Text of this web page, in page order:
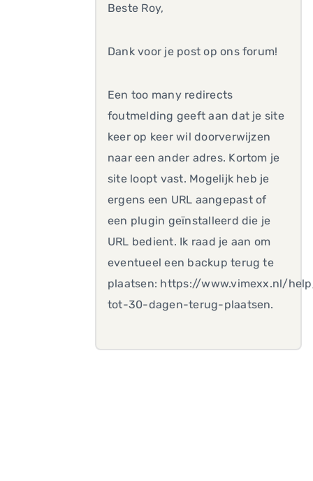
Beste Roy,
Dank voor je post op ons forum!
Een too many redirects
foutmelding geeft aan dat je site
keer op keer wil doorverwijzen
naar een ander adres. Kortom je
site loopt vast. Mogelijk heb je
ergens een URL aangepast of
een plugin geïnstalleerd die je
URL bedient. Ik raad je aan om
eventueel een backup terug te
plaatsen: https://www.vimexx.nl/
tot-30-dagen-terug-plaatsen.